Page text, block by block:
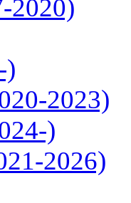
2020)
)
2023)
)
2026)